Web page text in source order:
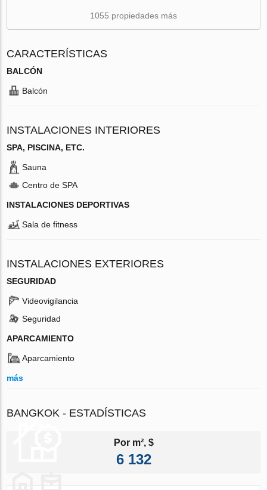
1055 propiedades más
CARACTERÍSTICAS
BALCÓN
Balcón
INSTALACIONES INTERIORES
SPA, PISCINA, ETC.
Sauna
Centro de SPA
INSTALACIONES DEPORTIVAS
Sala de fitness
INSTALACIONES EXTERIORES
SEGURIDAD
Videovigilancia
Seguridad
APARCAMIENTO
Aparcamiento
más
BANGKOK - ESTADÍSTICAS
Por m², $
6 132